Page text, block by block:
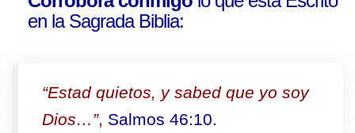
en la Sagrada Biblia:
“Estad quietos, y sabed que yo soy
Dios…”, Salmos 46:10.